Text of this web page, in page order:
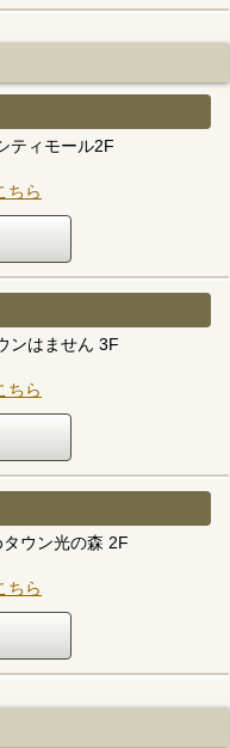
ティモール2F
ちら
ンはません 3F
ちら
ウン光の森 2F
ちら